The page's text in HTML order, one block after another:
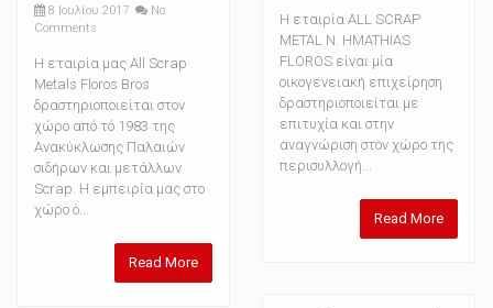
Η εταιρία ALL SCRAP
METAL N. HMATHIAS
FLOROS είναι μία
οικογενειακή επιχείρηση
δραστηριοποιείται με
επιτυχία και στην
αναγνώριση στον χώρο της
περισυλλογή...
Read More
8 Ιουλίου 2017
No
Comments
Η εταιρία μας All Scrap
Metals Floros Bros
δραστηριοποιείται στον
χώρο από τό 1983 της
Ανακύκλωσης Παλαιών
σιδήρων και μετάλλων
Scrap. Η εμπειρία μας στο
χώρο ό...
Read More